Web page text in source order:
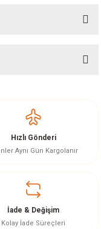
Hızlı Gönderi
Aynı Gün Kargolanır
İade & Değişim
Kolay İade Süreçleri